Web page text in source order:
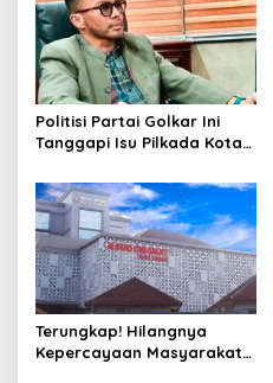
Politisi Partai Golkar Ini
Tanggapi Isu Pilkada Kota
Terungkap! Hilangnya
Kepercayaan Masyarakat